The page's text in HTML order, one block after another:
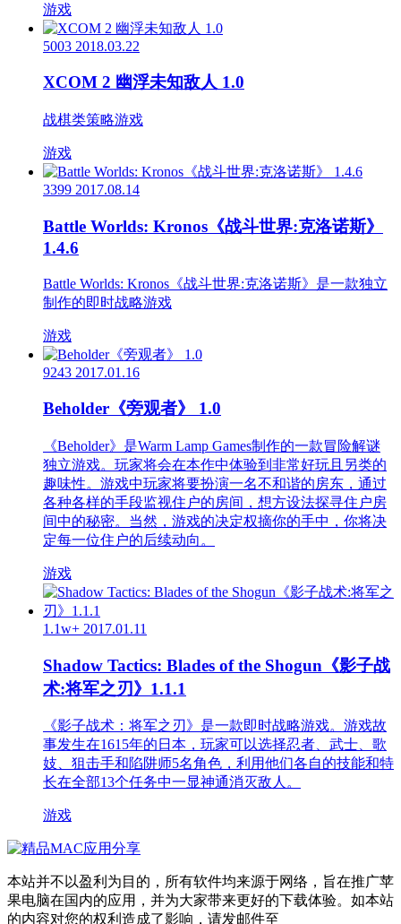
游戏
5003 2018.03.22
XCOM 2 幽浮未知敌人 1.0
战棋类策略游戏
游戏
3399 2017.08.14
Battle Worlds: Kronos《战斗世界:克洛诺斯》
1.4.6
Battle Worlds: Kronos《战斗世界:克洛诺斯》是一款独立
制作的即时战略游戏
游戏
9243 2017.01.16
Beholder《旁观者》 1.0
《Beholder》是Warm Lamp Games制作的一款冒险解谜
独立游戏。玩家将会在本作中体验到非常好玩且另类的
趣味性。游戏中玩家将要扮演一名不和谐的房东，通过
各种各样的手段监视住户的房间，想方设法探寻住户房
间中的秘密。当然，游戏的决定权摘你的手中，你将决
定每一位住户的后续动向。
游戏
1.1w+ 2017.01.11
Shadow Tactics: Blades of the Shogun《影子战
术:将军之刃》1.1.1
《影子战术：将军之刃》是一款即时战略游戏。游戏故
事发生在1615年的日本，玩家可以选择忍者、武士、歌
妓、狙击手和陷阱师5名角色，利用他们各自的技能和特
长在全部13个任务中一显神通消灭敌人。
游戏
本站并不以盈利为目的，所有软件均来源于网络，旨在推广苹
果电脑在国内的应用，并为大家带来更好的下载体验。如本站
的内容对您的权利造成了影响，请发邮件至